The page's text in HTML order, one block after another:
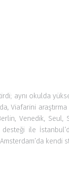
; aynı okulda
, Viafarini araştırma
Venedik,
ile
Amsterdam’da